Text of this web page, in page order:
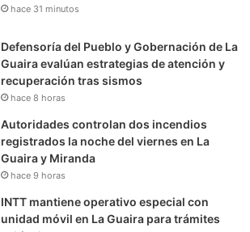
hace 31 minutos
Defensoría del Pueblo y Gobernación de La
Guaira evalúan estrategias de atención y
recuperación tras sismos
hace 8 horas
Autoridades controlan dos incendios
registrados la noche del viernes en La
Guaira y Miranda
hace 9 horas
INTT mantiene operativo especial con
unidad móvil en La Guaira para trámites